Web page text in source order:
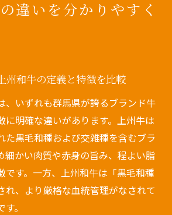
違いを分かりやすく
州和牛の定義と特徴を比較
、いずれも群馬県が誇るブランド牛
に明確な違いがあります。上州牛は
た黒毛和種および交雑種を含むブラ
細かい肉質や赤身の旨み、程よい脂
です。一方、上州和牛は「黒毛和種
れ、より厳格な血統管理がなされて
。